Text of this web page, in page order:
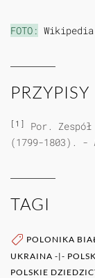
FOTO:
PRZYPISY
[1]
Por.
(1799-1803). -
TAGI
POLONIKA
UKRAINA -|-
POLSKIE